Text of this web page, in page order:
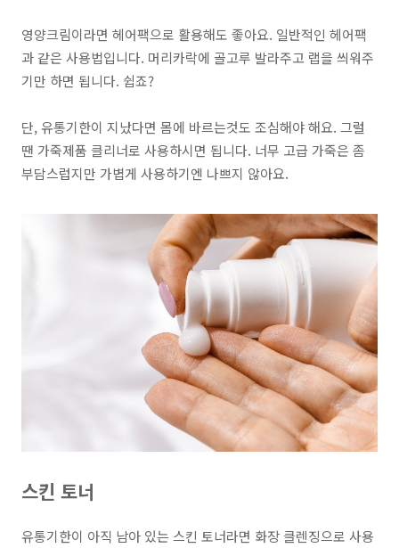
영양크림이라면 헤어팩으로 활용해도 좋아요. 일반적인 헤어팩
과 같은 사용법입니다. 머리카락에 골고루 발라주고 랩을 씌워주
기만 하면 됩니다. 쉽죠?
단, 유통기한이 지났다면 몸에 바르는것도 조심해야 해요. 그럴
땐 가죽제품 클리너로 사용하시면 됩니다. 너무 고급 가죽은 좀
부담스럽지만 가볍게 사용하기엔 나쁘지 않아요.
스킨 토너
유통기한이 아직 남아 있는 스킨 토너라면 화장 클렌징으로 사용